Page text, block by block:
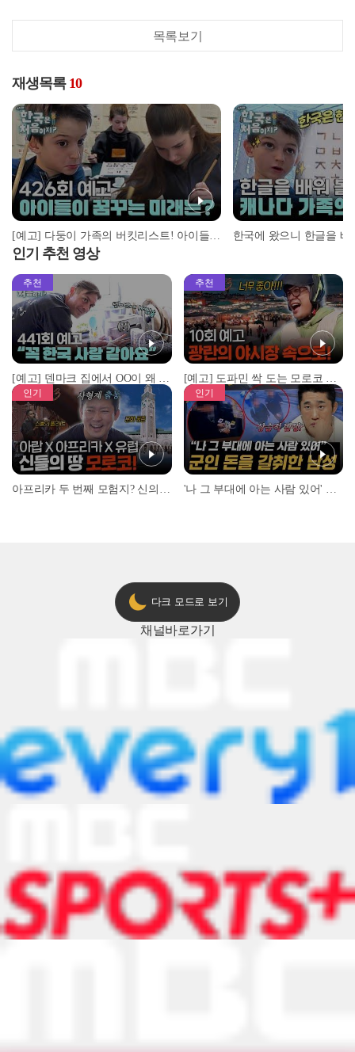
목록보기
재생목록 10
[예고] 다둥이 가족의 버킷리스트! 아이들이 꿈꾸는 미래는?
인기 추천 영상
추천
[예고] 덴마크 집에서 OO이 왜 나와...? 이상할 정도로 한국을 사랑하는 우리 형을 제보합니다!
추천
[예고] 도파민 싹 도는 모로코 야시장 투어!
인기 인기
다크 모드로 보기
채널바로가기